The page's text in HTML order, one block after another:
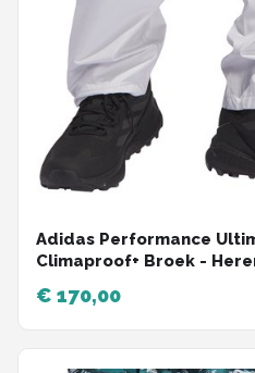
Adidas Performance
Climaproof+ Broek -
€ 170,00